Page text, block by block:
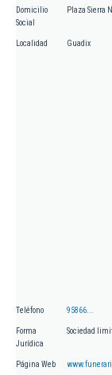
Domicilio
Social
Plaza Sierra
Localidad Guadix
Teléfono 95866...
Forma
Jurídica
Sociedad
Página Web